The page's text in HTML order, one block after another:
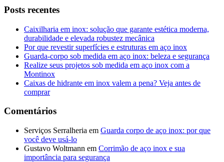
Posts recentes
Caixilharia em inox: solução que garante estética moderna,
durabilidade e elevada robustez mecânica
Por que revestir superfícies e estruturas em aço inox
Guarda-corpo sob medida em aço inox: beleza e segurança
Realize seus projetos sob medida em aço inox com a
Montinox
Caixas de hidrante em inox valem a pena? Veja antes de
comprar
Comentários
Serviços Serralheria em Guarda corpo de aço inox: por que
você deve usá-lo
Gustavo Woltmann em Corrimão de aço inox e sua
importância para segurança